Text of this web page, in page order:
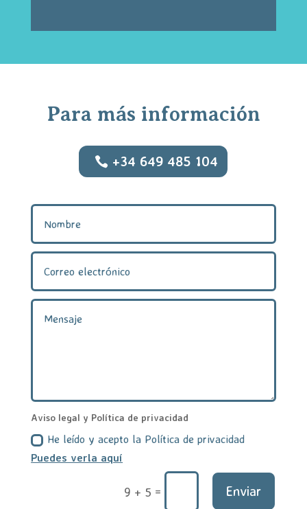
Para más información
+34 649 485 104
Aviso legal y Política de privacidad
He leído y acepto la Política de privacidad
Puedes verla aquí
9 + 5 = Enviar